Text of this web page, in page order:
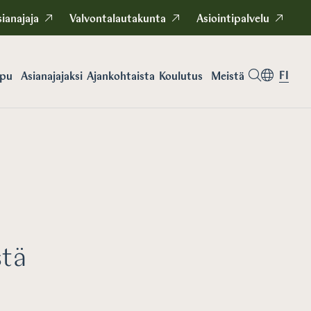
Valvontalautakunta Asiointipalvelu
Asianajajaksi Ajankohtaista Koulutus Meistä FI